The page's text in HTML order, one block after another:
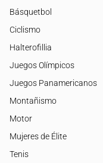
Básquetbol
Ciclismo
Halterofillia
Juegos Olímpicos
Juegos Panamericanos
Montañismo
Motor
Mujeres de Élite
Tenis